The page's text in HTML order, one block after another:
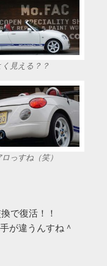
く見える？？
っすね（笑）
で復活！！
が違うんすね＾